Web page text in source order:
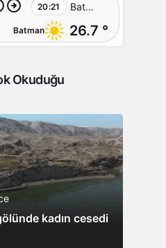
20:21 Batman’da
‘Barış
Toplum
Süreci’
İçin
Batman 26.7 °
Okuduğu
kadın cesedi